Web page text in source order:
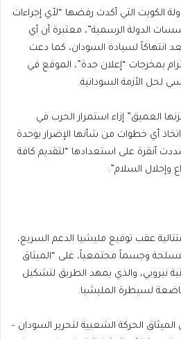
الكويت التي أكدت رفضها “لأي إجراءات
الدولة الرسمية”، معتبرة أن أي
انتهاكاً لسيادة السودان، كما دعت
بمخرجات “إعلان جدة”، الموقع في
العميق” إزاء استمرار الحرب في
أي خطوات من شأنها الإضرار بوحدة
أنقرة على استعدادها “لتقديم كافة
وإحلال السلام”.
عقب توقيع مليشيا الدعم السريع،
حزباً وحركة مسلحة وجسماً مجتمعياً، على “الميثاق
نيروبي، والذي يمهد الطريق لتشكيل
لسيطرة المليشيا.
الحركة الشعبية لتحرير السودان –